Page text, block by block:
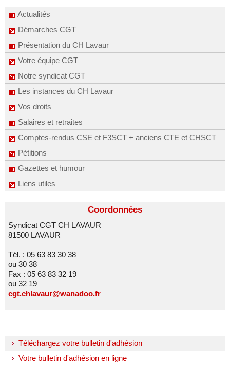
Actualités
Démarches CGT
Présentation du CH Lavaur
Votre équipe CGT
Notre syndicat CGT
Les instances du CH Lavaur
Vos droits
Salaires et retraites
Comptes-rendus CSE et F3SCT + anciens CTE et CHSCT
Pétitions
Gazettes et humour
Liens utiles
Coordonnées
Syndicat CGT CH LAVAUR
81500 LAVAUR
Tél. : 05 63 83 30 38
ou 30 38
Fax : 05 63 83 32 19
ou 32 19
cgt.chlavaur@wanadoo.fr
Téléchargez votre bulletin d'adhésion
Votre bulletin d'adhésion en ligne